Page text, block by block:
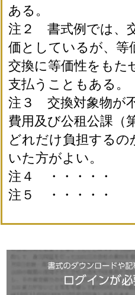
ある。
注２ 書式例では、
価としているが、等
交換に等価性をもた
支払うこともある。
注３ 交換対象物が
費用及び公租公課（
どれだけ負担する
いた方がよい。
注４ ・・・・・
注５ ・・・・・